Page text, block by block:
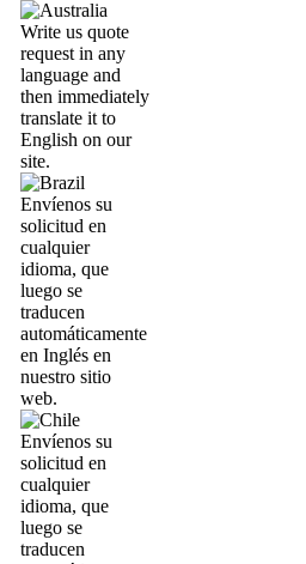
Write us quote
request in any
language and
then immediately
translate it to
English on our
site.
Envíenos su
solicitud en
cualquier
idioma, que
luego se
traducen
automáticamente
en Inglés en
nuestro sitio
web.
Envíenos su
solicitud en
cualquier
idioma, que
luego se
traducen